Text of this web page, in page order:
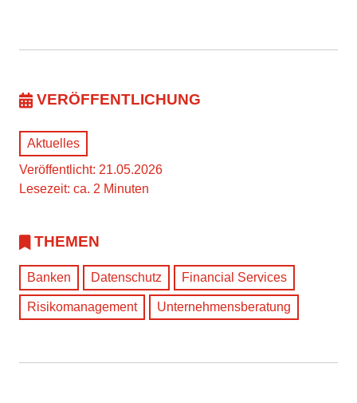
VERÖFFENTLICHUNG
Aktuelles
Veröffentlicht: 21.05.2026
Lesezeit: ca. 2 Minuten
THEMEN
Banken Datenschutz Financial Services
Risikomanagement Unternehmensberatung